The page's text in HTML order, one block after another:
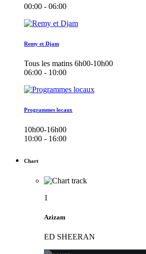
00:00 - 06:00
Remy et Djam
Tous les matins 6h00-10h00
06:00 - 10:00
Programmes locaux
10h00-16h00
10:00 - 16:00
Chart
1
Azizam
ED SHEERAN